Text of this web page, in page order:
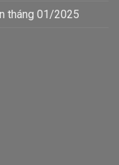
tháng 01/2025